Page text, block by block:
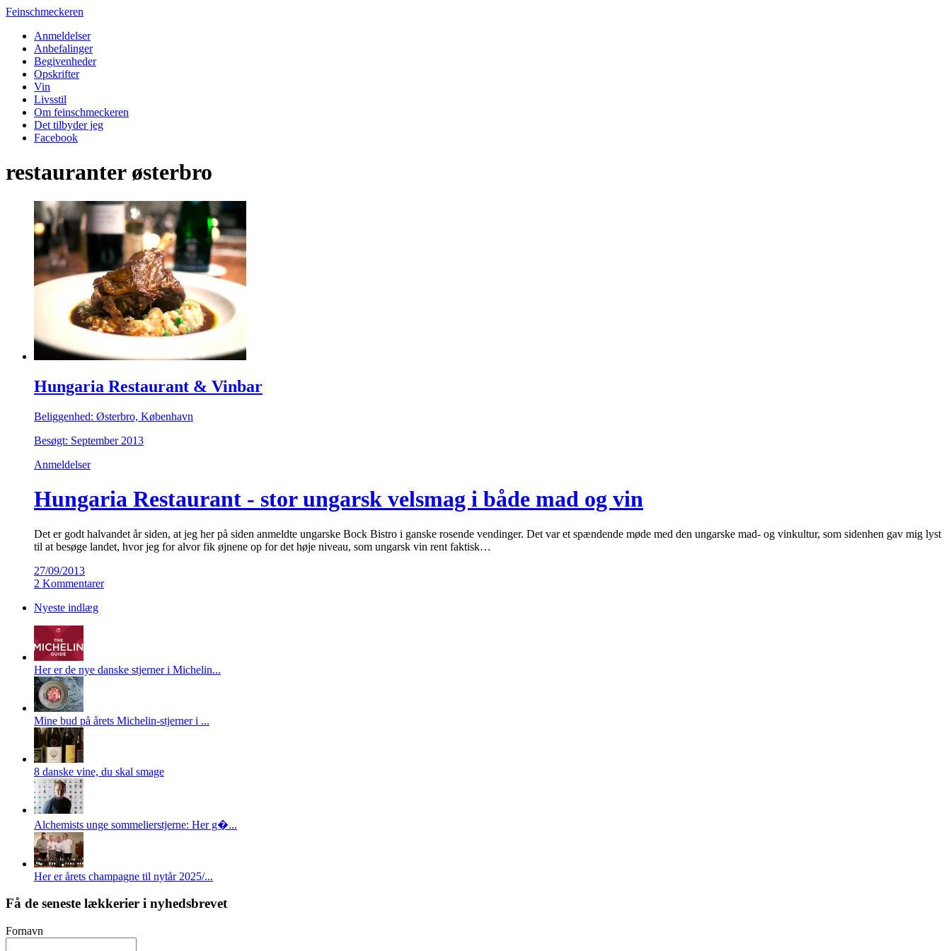
Feinschmeckeren
Anmeldelser
Anbefalinger
Begivenheder
Opskrifter
Vin
Livsstil
Om feinschmeckeren
Det tilbyder jeg
Facebook
restauranter østerbro
Hungaria Restaurant & Vinbar
Beliggenhed: Østerbro, København
Besøgt: September 2013
Anmeldelser
Hungaria Restaurant - stor ungarsk velsmag i både mad og vin
Det er godt halvandet år siden, at jeg her på siden anmeldte ungarske Bock Bistro i ganske rosende vendinger. Det var et spændende møde med den ungarske mad- og vinkultur, som sidenhen gav mig lyst
til at besøge landet, hvor jeg for alvor fik øjnene op for det høje niveau, som ungarsk vin rent faktisk…
27/09/2013
2 Kommentarer
Nyeste indlæg
Her er de nye danske stjerner i Michelin...
Mine bud på årets Michelin-stjerner i ...
8 danske vine, du skal smage
Alchemists unge sommelierstjerne: Her g�...
Her er årets champagne til nytår 2025/...
Få de seneste lækkerier i nyhedsbrevet
Fornavn